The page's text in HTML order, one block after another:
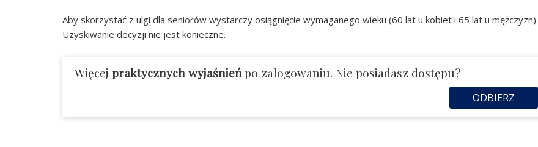
Aby skorzystać z ulgi dla seniorów wystarczy osiągnięcie wymaganego wieku (60 lat u kobiet i 65 lat u mężczyzn).
Uzyskiwanie decyzji nie jest konieczne.
Więcej praktycznych wyjaśnieńpo zalogowaniu. Nie posiadasz dostępu?
ODBIERZ